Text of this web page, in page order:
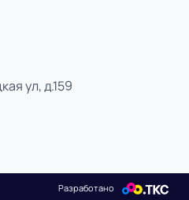
ул, д.159
Разработано